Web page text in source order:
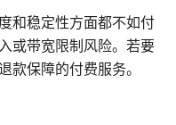
和稳定性方面都不如付
或带宽限制风险。若要
款保障的付费服务。